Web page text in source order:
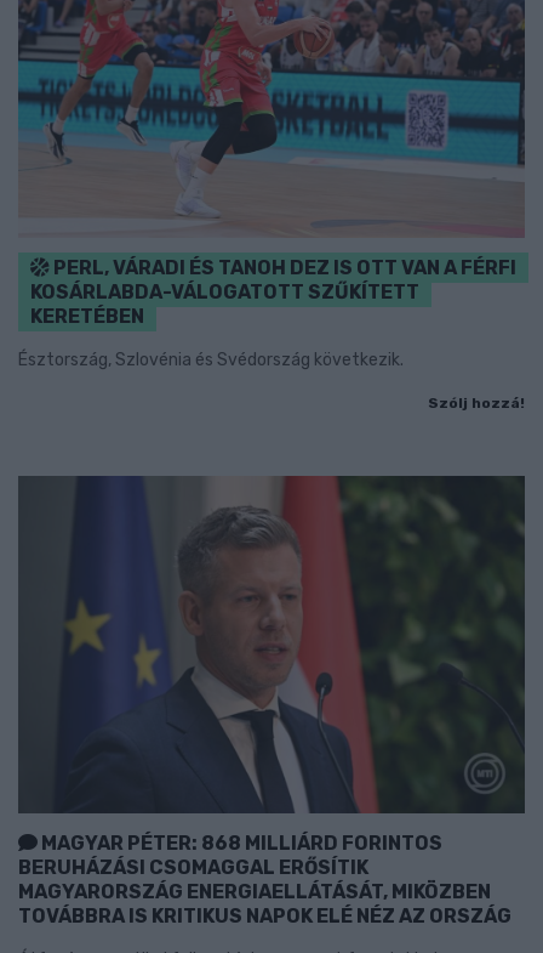
PERL, VÁRADI ÉS TANOH DEZ IS OTT VAN A FÉRFI
KOSÁRLABDA-VÁLOGATOTT SZŰKÍTETT
KERETÉBEN
Észtország, Szlovénia és Svédország következik.
Szólj hozzá!
MAGYAR PÉTER: 868 MILLIÁRD FORINTOS
BERUHÁZÁSI CSOMAGGAL ERŐSÍTIK
MAGYARORSZÁG ENERGIAELLÁTÁSÁT, MIKÖZBEN
TOVÁBBRA IS KRITIKUS NAPOK ELÉ NÉZ AZ ORSZÁG